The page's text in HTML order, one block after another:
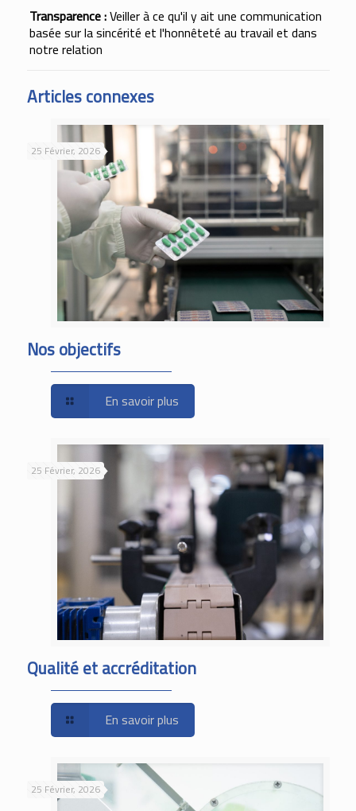
Transparence :Veiller à ce qu'il y ait une communication
basée sur la sincérité et l'honnêteté au travail et dans
notre relation
Articles connexes
25 Février, 2026
Nos objectifs
En savoir plus
25 Février, 2026
Qualité et accréditation
En savoir plus
25 Février, 2026